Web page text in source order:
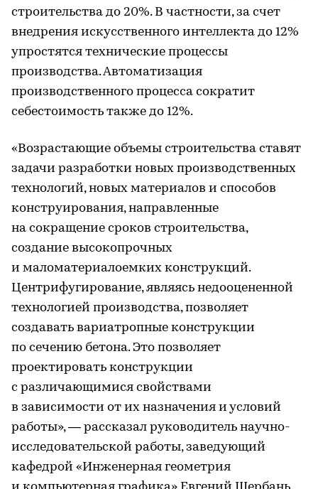
строительства до 20%. В частности, за счет
внедрения искусственного интеллекта до 12%
упростятся технические процессы
производства. Автоматизация
производственного процесса сократит
себестоимость также до 12%.
«Возрастающие объемы строительства ставят
задачи разработки новых производственных
технологий, новых материалов и способов
конструирования, направленные
на сокращение сроков строительства,
создание высокопрочных
и маломатериалоемких конструкций.
Центрифугирование, являясь недооцененной
технологией производства, позволяет
создавать вариатропные конструкции
по сечению бетона. Это позволяет
проектировать конструкции
с различающимися свойствами
в зависимости от их назначения и условий
работы», — рассказал руководитель научно-
исследовательской работы, заведующий
кафедрой «Инженерная геометрия